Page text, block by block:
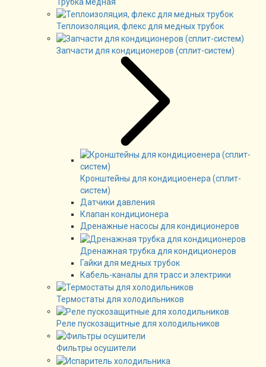
Теплоизоляция, флекс для медных трубок
Запчасти для кондиционеров (сплит-систем)
Кронштейны для кондициоенера (сплит-
систем)
Датчики давления
Клапан кондиционера
Дренажные насосы для кондиционеров
Дренажная трубка для кондиционеров
Гайки для медных трубок
Кабель-каналы для трасс и электрики
Термостаты для холодильников
Реле пускозащитные для холодильников
Фильтры осушители